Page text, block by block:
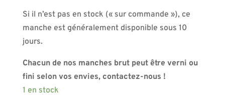
Si il n’est pas en stock (« sur commande »), ce
manche est généralement disponible sous 10
jours.
Chacun de nos manches brut peut être verni ou
fini selon vos envies, contactez-nous !
1 en stock